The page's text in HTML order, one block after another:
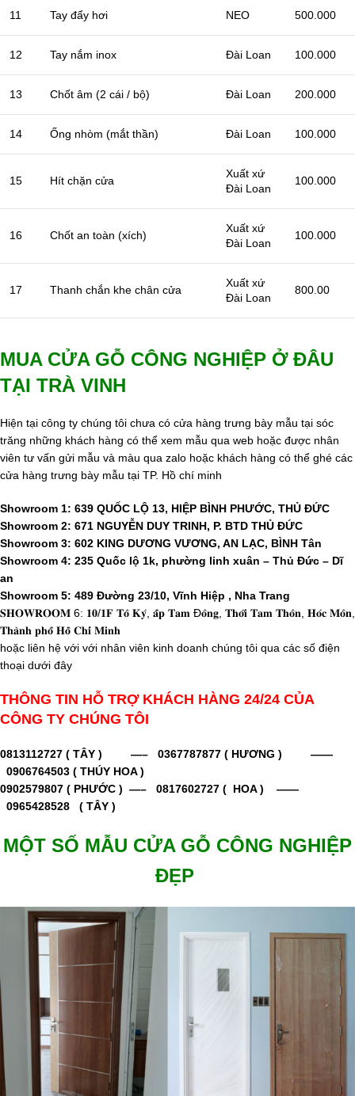
11 Tay đẩy hơi NEO 500.000
12 Tay nắm inox Đài Loan 100.000
13 Chốt âm (2 cái / bộ) Đài Loan 200.000
14 Ống nhòm (mắt thần) Đài Loan 100.000
15 Hít chặn cửa
Xuất xứ
Đài Loan
100.000
16 Chốt an toàn (xích)
Xuất xứ
Đài Loan
100.000
17 Thanh chắn khe chân cửa
Xuất xứ
Đài Loan
800.00
MUA CỬA GỖ CÔNG NGHIỆP Ở ĐÂU
TẠI TRÀ VINH
Hiện tại công ty chúng tôi chưa có cửa hàng trưng bày mẫu tại sóc
trăng những khách hàng có thể xem mẫu qua web hoặc được nhân
viên tư vấn gửi mẫu và màu qua zalo hoặc khách hàng có thể ghé các
cửa hàng trưng bày mẫu tại TP. Hồ chí minh
Showroom 1: 639 QUỐC LỘ 13, HIỆP BÌNH PHƯỚC, THỦ ĐỨC
Showroom 2: 671 NGUYỄN DUY TRINH, P. BTD THỦ ĐỨC
Showroom 3: 602 KING DƯƠNG VƯƠNG, AN LẠC, BÌNH Tân
Showroom 4: 235 Quốc lộ 1k, phường linh xuân – Thủ Đức – Dĩ
an
Showroom 5: 489 Đường 23/10, Vĩnh Hiệp , Nha Trang
𝐒𝐇𝐎𝐖𝐑𝐎𝐎𝐌 6: 𝟏𝟎/𝟏𝐅 𝐓𝐨̂ 𝐊𝐲́, 𝐚̂́𝐩 𝐓𝐚𝐦 Đ𝐨̂𝐧𝐠, 𝐓𝐡𝐨̛́𝐢 𝐓𝐚𝐦 𝐓𝐡𝐨̂𝐧, 𝐇𝐨́𝐜 𝐌𝐨̂𝐧,
𝐓𝐡𝐚̀𝐧𝐡 𝐩𝐡𝐨̂́ 𝐇𝐨̂̀ 𝐂𝐡𝐢́ 𝐌𝐢𝐧𝐡
hoặc liên hệ với với nhân viên kinh doanh chúng tôi qua các số điện
thoại dưới đây
THÔNG TIN HỖ TRỢ KHÁCH HÀNG 24/24 CỦA
CÔNG TY CHÚNG TÔI
0813112727 ( TÂY ) —–
0367787877 ( HƯƠNG ) ——
0906764503 ( THÚY HOA )
0902579807 ( PHƯỚC ) —– 0817602727 ( HOA ) ——
0965428528 ( TÂY )
MỘT SỐ MẪU CỬA GỖ CÔNG NGHIỆP
ĐẸP